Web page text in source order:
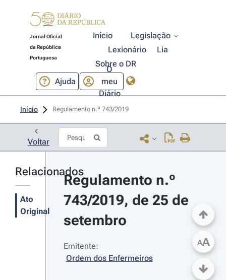
Jornal Oficial
da República
Portuguesa
Início
Legislação
Lexionário
Lia
Sobre o DR
Ajuda
O
meu
Diário
Início Regulamento n.º 743/2019
Voltar
Relacionados
Ato
Original
Regulamento n.º
743/2019, de 25 de
setembro
Emitente:
Ordem dos Enfermeiros
AA